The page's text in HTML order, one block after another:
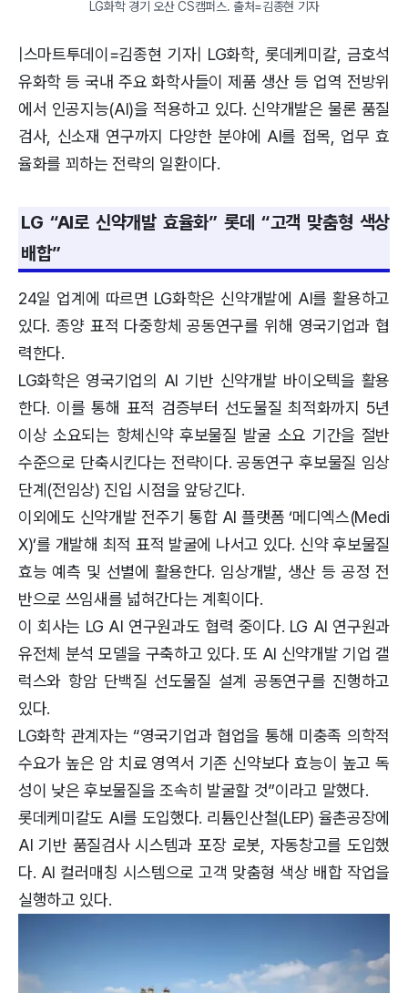
LG화학 경기 오산 CS캠퍼스. 출처=김종현 기자
|스마트투데이=김종현 기자| LG화학, 롯데케미칼, 금호석
유화학 등 국내 주요 화학사들이 제품 생산 등 업역 전방위
에서 인공지능(AI)을 적용하고 있다. 신약개발은 물론 품질
검사, 신소재 연구까지 다양한 분야에 AI를 접목, 업무 효
율화를 꾀하는 전략의 일환이다.
LG “AI로 신약개발 효율화” 롯데 “고객 맞춤형 색상
배합”
24일 업계에 따르면 LG화학은 신약개발에 AI를 활용하고
있다. 종양 표적 다중항체 공동연구를 위해 영국기업과 협
력한다.
LG화학은 영국기업의 AI 기반 신약개발 바이오텍을 활용
한다. 이를 통해 표적 검증부터 선도물질 최적화까지 5년
이상 소요되는 항체신약 후보물질 발굴 소요 기간을 절반
수준으로 단축시킨다는 전략이다. 공동연구 후보물질 임상
단계(전임상) 진입 시점을 앞당긴다.
이외에도 신약개발 전주기 통합 AI 플랫폼 ‘메디엑스(Medi
X)’를 개발해 최적 표적 발굴에 나서고 있다. 신약 후보물질
효능 예측 및 선별에 활용한다. 임상개발, 생산 등 공정 전
반으로 쓰임새를 넓혀간다는 계획이다.
이 회사는 LG AI 연구원과도 협력 중이다. LG AI 연구원과
유전체 분석 모델을 구축하고 있다. 또 AI 신약개발 기업 갤
럭스와 항암 단백질 선도물질 설계 공동연구를 진행하고
있다.
LG화학 관계자는 “영국기업과 협업을 통해 미충족 의학적
수요가 높은 암 치료 영역서 기존 신약보다 효능이 높고 독
성이 낮은 후보물질을 조속히 발굴할 것”이라고 말했다.
롯데케미칼도 AI를 도입했다. 리튬인산철(LEP) 율촌공장에
AI 기반 품질검사 시스템과 포장 로봇, 자동창고를 도입했
다. AI 컬러매칭 시스템으로 고객 맞춤형 색상 배합 작업을
실행하고 있다.